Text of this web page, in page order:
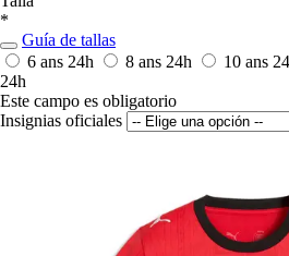
*
Guía de tallas
6 ans 24h 8 ans 24h 10 ans
24h
Este campo es obligatorio
Insignias oficiales